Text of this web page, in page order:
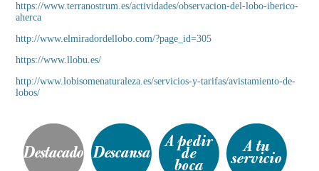
https://www.terranostrum.es/actividades/observacion-del-lobo-iberico-
aherca
http://www.elmiradordellobo.com/?page_id=305
https://www.llobu.es/
http://www.lobisomenaturaleza.es/servicios-y-tarifas/avistamiento-de-
lobos/